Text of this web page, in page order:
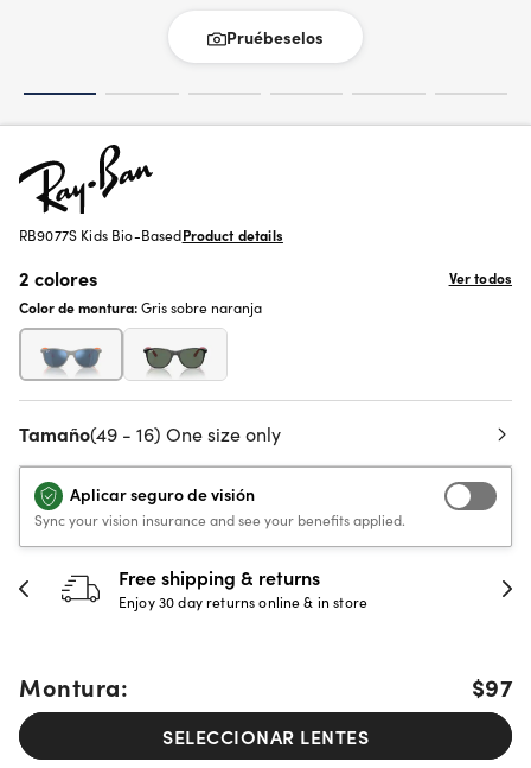
Pruébeselos
RB9077S Kids Bio-BasedProduct details
2 colores
Ver todos
Color de montura:Gris sobre naranja
Tamaño(49 - 16) One size only
Aplicar seguro de visión
Sync your vision insurance and see your benefits applied.
Free shipping & returns
Enjoy 30 day returns online & in store
Montura: $97
SELECCIONAR LENTES